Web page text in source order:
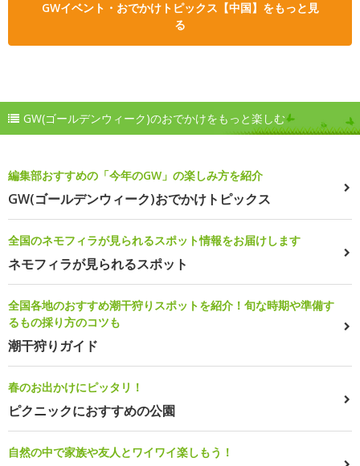
GWイベント・おでかけトピックス【中国】をもっと見
る
GW(ゴールデンウィーク)のおでかけをもっと楽しむ
編集部おすすめの「今年のGW」の楽しみ方を紹介
GW(ゴールデンウィーク)おでかけトピックス
全国のネモフィラが見られるスポット情報をお届けします
ネモフィラが見られるスポット
全国各地のおすすめ潮干狩りスポットを紹介！旬な時期や準備す
るもの採り方のコツも
潮干狩りガイド
春のお出かけにピッタリ！
ピクニックにおすすめの公園
自然の中で家族や友人とワイワイ楽しもう！